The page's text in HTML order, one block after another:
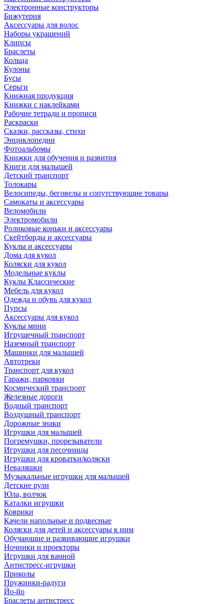
Электронные конструкторы
Бижутерия
Аксессуары для волос
Наборы украшений
Клипсы
Браслеты
Кольца
Кулоны
Бусы
Серьги
Книжная продукция
Книжки с наклейками
Рабочие тетради и прописи
Раскраски
Сказки, рассказы, стихи
Энциклопедии
Фотоальбомы
Книжки для обучения и развития
Книги для малышей
Детский транспорт
Толокары
Велосипеды, беговелы и сопутствующие товары
Самокаты и аксессуары
Веломобили
Электромобили
Роликовые коньки и аксессуары
Скейтборды и аксессуары
Куклы и аксессуары
Дома для кукол
Коляски для кукол
Модельные куклы
Куклы Классические
Мебель для кукол
Одежда и обувь для кукол
Пупсы
Аксессуары для кукол
Куклы мини
Игрушечный транспорт
Наземный транспорт
Машинки для малышей
Автотреки
Транспорт для кукол
Гаражи, парковки
Космический транспорт
Железные дороги
Водный транспорт
Воздушный транспорт
Дорожные знаки
Игрушки для малышей
Погремушки, прорезыватели
Игрушки для песочницы
Игрушки для кроватки/коляски
Неваляшки
Музыкальные игрушки для малышей
Детские рули
Юла, волчок
Каталки игрушки
Коврики
Качели напольные и подвесные
Коляски для детей и аксессуары к ним
Обучающие и развивающие игрушки
Ночники и проекторы
Игрушки для ванной
Антистресс-игрушки
Приколы
Пружинки-радуги
Йо-йо
Браслеты антистресс